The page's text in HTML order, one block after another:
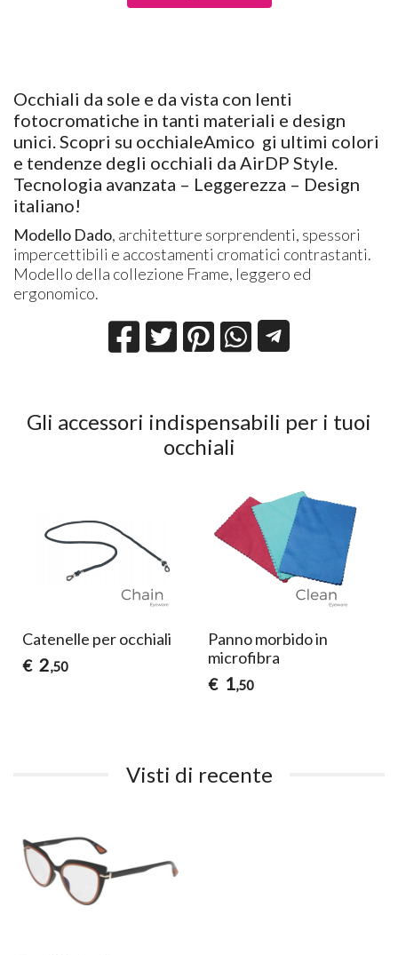
Occhiali da sole e da vista con lenti
fotocromatiche in tanti materiali e design
unici. Scopri su occhialeAmico gi ultimi colori
e tendenze degli occhiali da AirDP Style.
Tecnologia avanzata – Leggerezza – Design
italiano!
​Modello Dado, architetture sorprendenti, spessori
impercettibili e accostamenti cromatici contrastanti.
Modello della collezione Frame, leggero ed
ergonomico.
Gli accessori indispensabili per i tuoi
occhiali
Catenelle per occhiali
€ 2,50
Panno morbido in
microfibra
€ 1,50
Visti di recente